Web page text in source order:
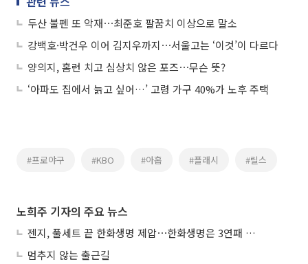
두산 불펜 또 악재⋯최준호 팔꿈치 이상으로 말소
강백호·박건우 이어 김지우까지⋯서울고는 ‘이것’이 다르다
양의지, 홈런 치고 심상치 않은 포즈⋯무슨 뜻?
‘아파도 집에서 늙고 싶어…’ 고령 가구 40%가 노후 주택
#프로야구 #KBO #아홉 #플래시 #릴스
노희주 기자의 주요 뉴스
젠지, 풀세트 끝 한화생명 제압⋯한화생명은 3연패 수렁
멈추지 않는 출근길